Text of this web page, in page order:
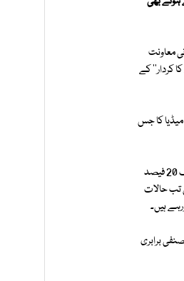
معاونت
کردار'' کے
کا جس
قومی کمیشن برائے حقوق نسواں کی سابق سربراہ خاور ممتاز نے کہا کہ ملک میں 75 فیصد لیگل فریم ورک موجود ہے مگر عملدرآمد صرف 20 فیصد
جائے، جب اس نظام میں خواتین کی نمائندگی33 فیصد تھی تب حالات
برابری